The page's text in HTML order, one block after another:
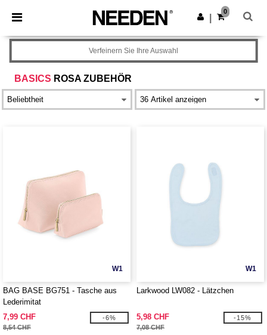
× Needen App
Bessere Preise in der App!
App holen
0
BASICS ROSA ZUBEHÖR
Verfeinern Sie Ihre Auswahl
W1
BAG BASE BG751 - Tasche aus
Lederimitat
7,99 CHF
8,54 CHF
-6%
W1
Larkwood LW082 - Lätzchen
5,98 CHF
7,08 CHF
-15%